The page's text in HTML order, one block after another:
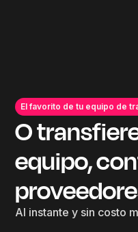
El favorito de tu equipo de
O
equipo,
Al instante y sin costo